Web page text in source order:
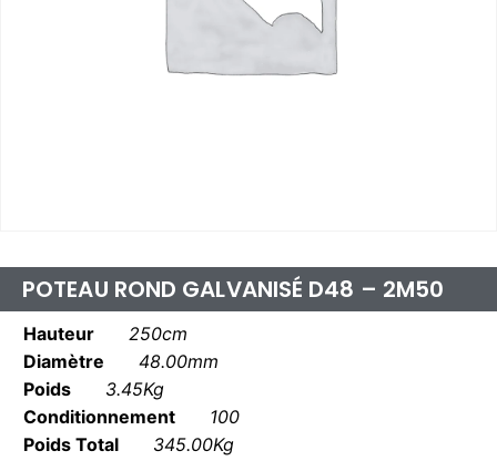
POTEAU ROND GALVANISÉ D48 – 2M50
Hauteur
250cm
Diamètre
48.00mm
Poids
3.45Kg
Conditionnement
100
Poids Total
345.00Kg